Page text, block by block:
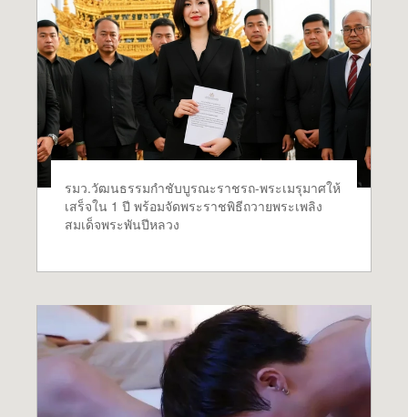
รมว.วัฒนธรรมกำชับบูรณะราชรถ-พระเมรุมาศให้
เสร็จใน 1 ปี พร้อมจัดพระราชพิธีถวายพระเพลิง
สมเด็จพระพันปีหลวง